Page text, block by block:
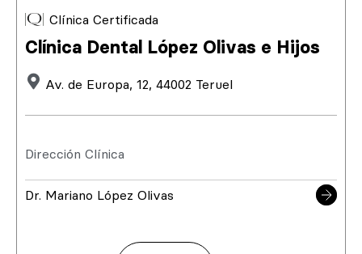
Clínica Certificada
Clínica Dental López Olivas e Hijos
Av. de Europa, 12, 44002 Teruel
Dirección Clínica
Dr. Mariano López Olivas